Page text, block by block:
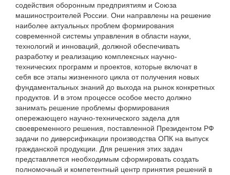
содействия оборонным предприятиям и Союза
машиностроителей России. Они направлены на решение
наиболее актуальных проблем формирования
современной системы управления в области науки,
технологий и инноваций, должной обеспечивать
разработку и реализацию комплексных научно-
технических программ и проектов, которые включат в
себя все этапы жизненного цикла от получения новых
фундаментальных знаний до выхода на рынок конкретных
продуктов. И в этом процессе особое место должно
занимать решение проблемы формирования
опережающего научно-технического задела для
своевременного решения, поставленной Президентом РФ
задачи по диверсификации производства ОПК на выпуск
гражданской продукции. Для решения этих задач
представляется необходимым сформировать создать
полномочный и компетентный центр принятия решений в